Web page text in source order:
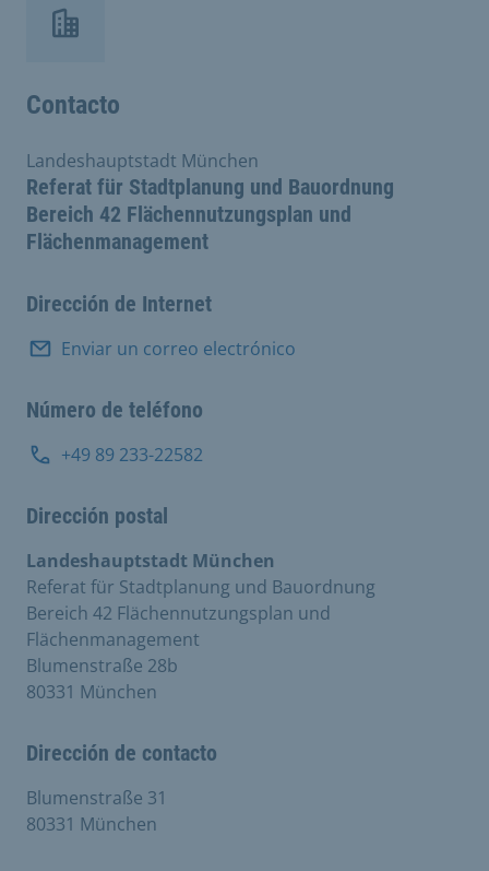
Contacto
Referat für Stadtplanung und Bauordnung
Bereich 42 Flächennutzungsplan und
Flächenmanagement
Landeshauptstadt München
Dirección de Internet
Enviar un correo electrónico
Número de teléfono
+49 89 233-22582
Dirección postal
Landeshauptstadt München
Referat für Stadtplanung und Bauordnung
Bereich 42 Flächennutzungsplan und
Flächenmanagement
Blumenstraße 28b
80331 München
Dirección de contacto
Blumenstraße 31
80331 München